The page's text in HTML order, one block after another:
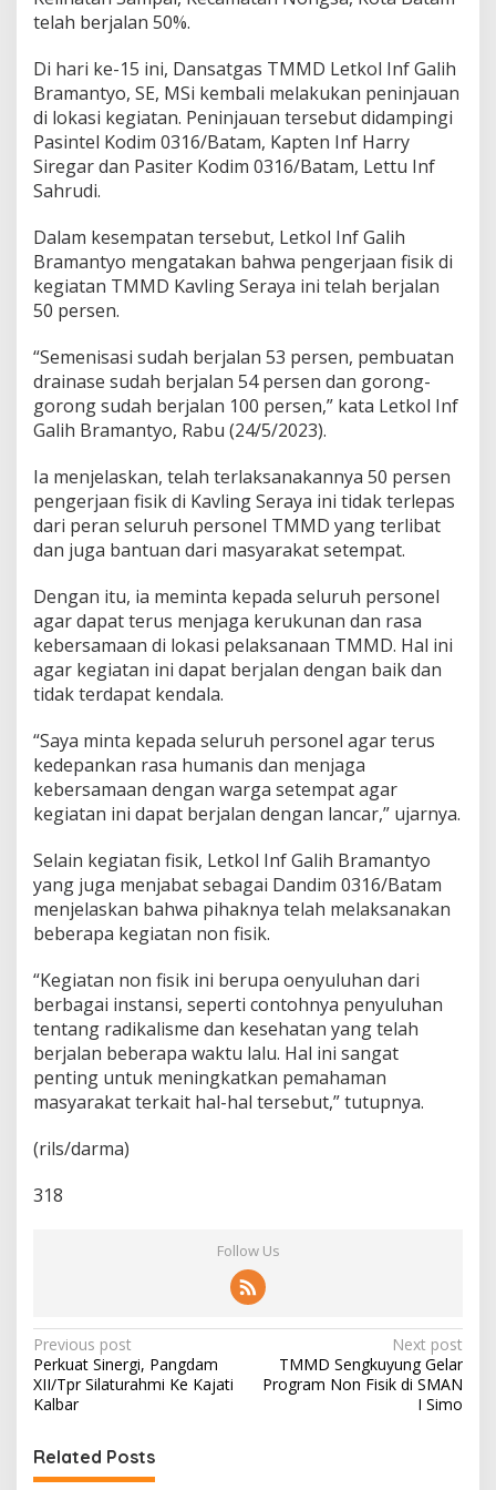
p
5
0
%
telah berjalan 50%.
Di hari ke-15 ini, Dansatgas TMMD Letkol Inf Galih
Bramantyo, SE, MSi kembali melakukan peninjauan
di lokasi kegiatan. Peninjauan tersebut didampingi
Pasintel Kodim 0316/Batam, Kapten Inf Harry
Siregar dan Pasiter Kodim 0316/Batam, Lettu Inf
Sahrudi.
Dalam kesempatan tersebut, Letkol Inf Galih
Bramantyo mengatakan bahwa pengerjaan fisik di
kegiatan TMMD Kavling Seraya ini telah berjalan
50 persen.
“Semenisasi sudah berjalan 53 persen, pembuatan
drainase sudah berjalan 54 persen dan gorong-
gorong sudah berjalan 100 persen,” kata Letkol Inf
Galih Bramantyo, Rabu (24/5/2023).
Ia menjelaskan, telah terlaksanakannya 50 persen
pengerjaan fisik di Kavling Seraya ini tidak terlepas
dari peran seluruh personel TMMD yang terlibat
dan juga bantuan dari masyarakat setempat.
Dengan itu, ia meminta kepada seluruh personel
agar dapat terus menjaga kerukunan dan rasa
kebersamaan di lokasi pelaksanaan TMMD. Hal ini
agar kegiatan ini dapat berjalan dengan baik dan
tidak terdapat kendala.
“Saya minta kepada seluruh personel agar terus
kedepankan rasa humanis dan menjaga
kebersamaan dengan warga setempat agar
kegiatan ini dapat berjalan dengan lancar,” ujarnya.
Selain kegiatan fisik, Letkol Inf Galih Bramantyo
yang juga menjabat sebagai Dandim 0316/Batam
menjelaskan bahwa pihaknya telah melaksanakan
beberapa kegiatan non fisik.
“Kegiatan non fisik ini berupa oenyuluhan dari
berbagai instansi, seperti contohnya penyuluhan
tentang radikalisme dan kesehatan yang telah
berjalan beberapa waktu lalu. Hal ini sangat
penting untuk meningkatkan pemahaman
masyarakat terkait hal-hal tersebut,” tutupnya.
(rils/darma)
318
Follow Us
P
o
s
t
n
Previous post
Perkuat Sinergi, Pangdam
XII/Tpr Silaturahmi Ke Kajati
Kalbar
Next post
TMMD Sengkuyung Gelar
Program Non Fisik di SMAN
I Simo
Related Posts